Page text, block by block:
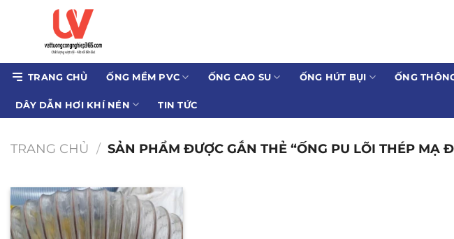
dung
TRANG CHỦ ỐNG MỀM PVC ỐNG CAO SU ỐNG HÚT BỤI ỐNG
DÂY DẪN HƠI KHÍ NÉN TIN TỨC
TRANG CHỦ / SẢN PHẨM ĐƯỢC GẮN THẺ “ỐNG PU LÕI THÉP MẠ